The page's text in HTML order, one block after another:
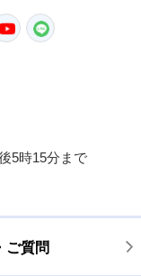
Facebook
YouTube
5時15分まで
ご質問